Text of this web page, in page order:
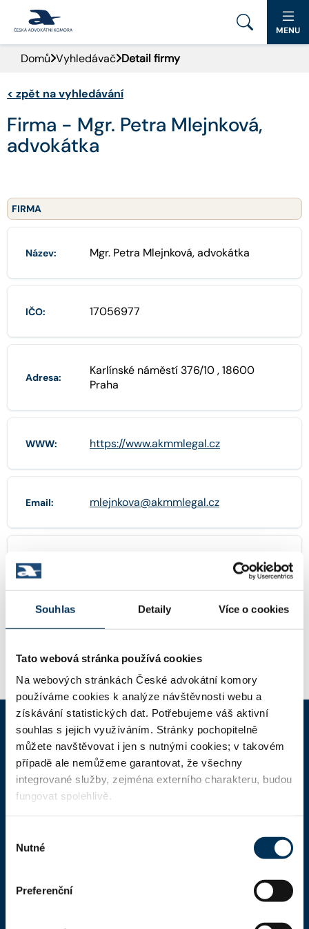
Souhlas Detaily Více o cookies
Tato webová stránka používá cookies
Na webových stránkách České advokátní komory
používáme cookies k analýze návštěvnosti webu a
získávání statistických dat. Potřebujeme váš aktivní
souhlas s jejich využíváním. Stránky pochopitelně
můžete navštěvovat i jen s nutnými cookies; v takovém
případě ale nemůžeme garantovat, že všechny
integrované služby, zejména externího charakteru, budou
fungovat spolehlivě.
souhlasu
Nutné
Preferenční
PORTÁL ČAK
DOMŮ
AKTUALITY
PRO VEŘEJNOST
MENU
Domů Vyhledávač Detail firmy
< zpět na vyhledávání
Firma - Mgr. Petra Mlejnková,
advokátka
FIRMA
Název: Mgr. Petra Mlejnková, advokátka
IČO: 17056977
Adresa:
Karlínské náměstí 376/10 , 18600
Praha
WWW: https://www.akmmlegal.cz
Email: mlejnkova@akmmlegal.cz
Další emaily:
+420607987454
ČAK
Domů
Advokátní deník